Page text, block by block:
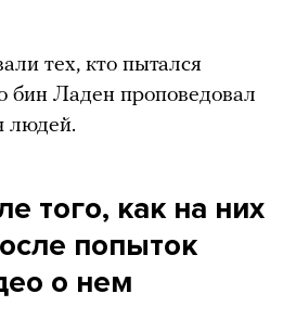
тех, кто пытался
бин Ладен проповедовал
людей.
того, как на них
попыток
о нем